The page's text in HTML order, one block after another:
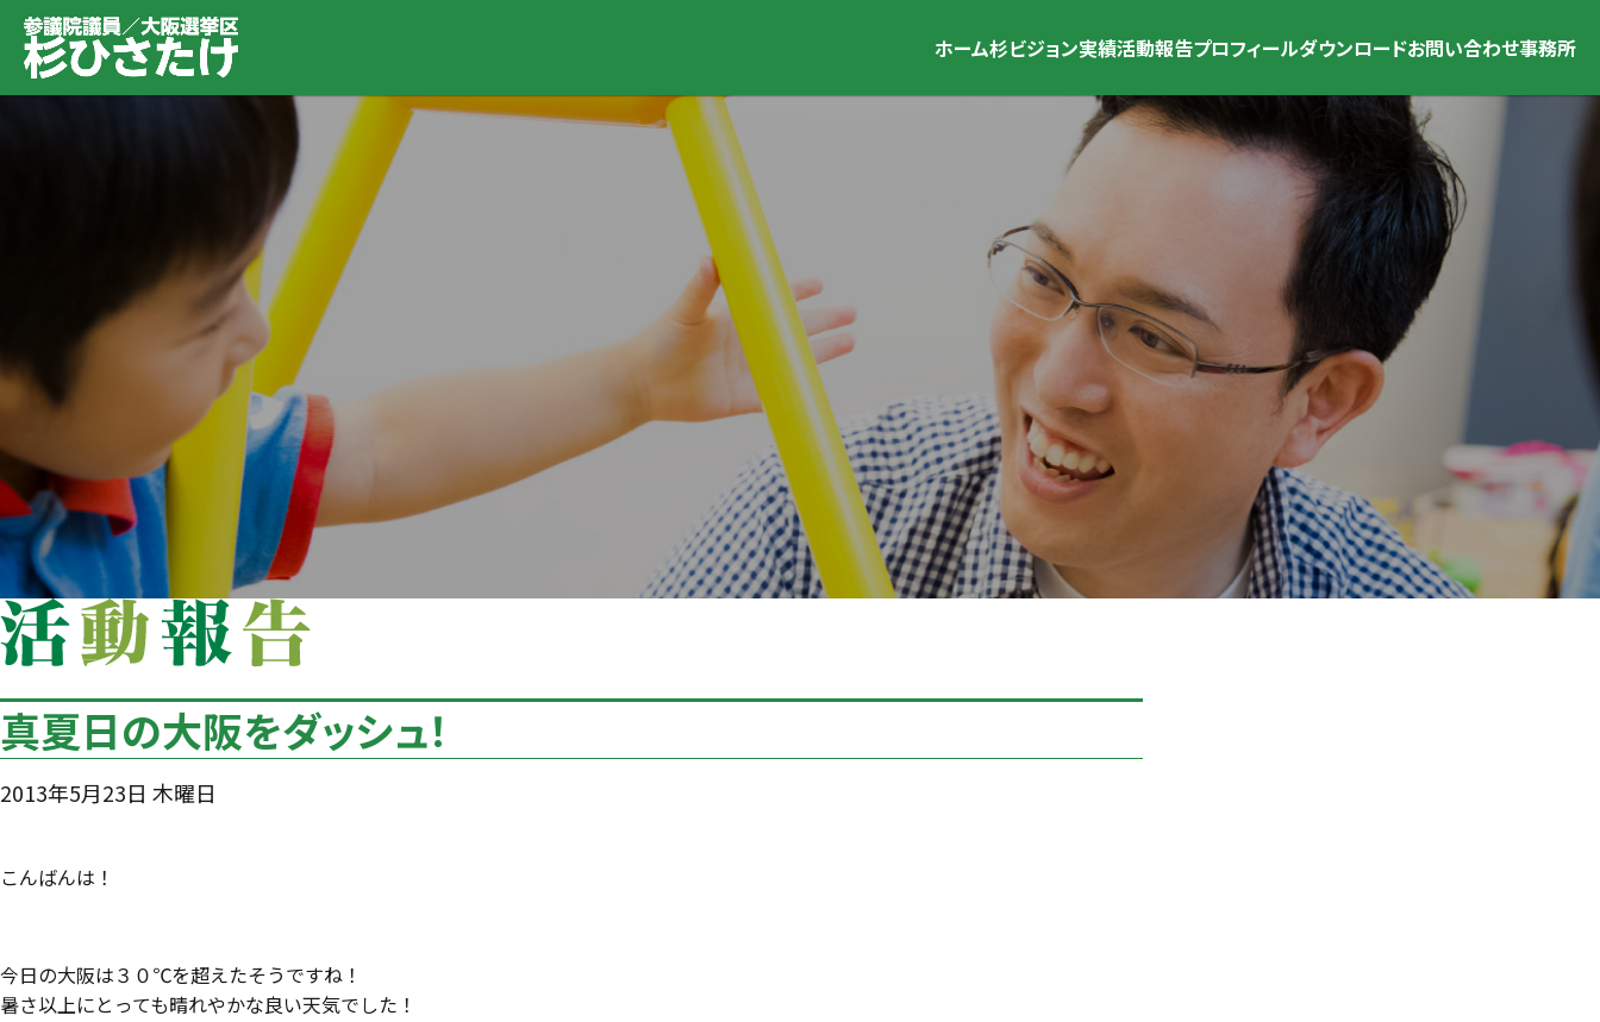
ホーム杉ビジョン実績活動報告プロフィールダウンロードお問い合わせ事務所
真夏日の大阪をダッシュ！
2013年5月23日 木曜日
こんばんは！
今日の大阪は３０℃を超えたそうですね！
暑さ以上にとっても晴れやかな良い天気でした！